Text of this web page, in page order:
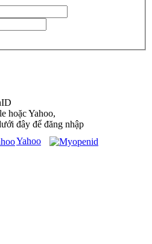
hoặc Yahoo,
đây để đăng nhập
Yahoo